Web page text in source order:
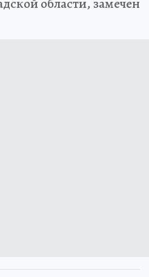
области, замечен